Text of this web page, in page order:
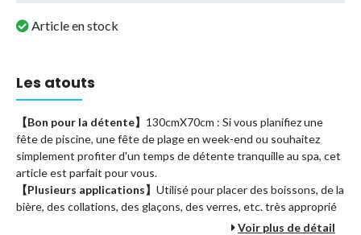
Article en stock
Les atouts
【Bon pour la détente】 130cmX70cm : Si vous planifiez une
fête de piscine, une fête de plage en week-end ou souhaitez
simplement profiter d'un temps de détente tranquille au spa, cet
article est parfait pour vous.
【Plusieurs applications】 Utilisé pour placer des boissons, de la
bière, des collations, des glaçons, des verres, etc. très approprié
pour les piscines, les plages ou les baignoires.Voir plus de détail